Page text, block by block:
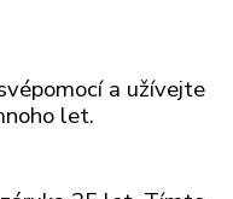
a užívejte
let.